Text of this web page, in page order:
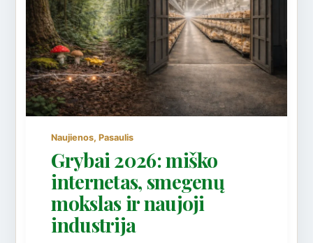
Naujienos,Pasaulis
Grybai 2026: miško
internetas, smegenų
mokslas ir naujoji
industrija